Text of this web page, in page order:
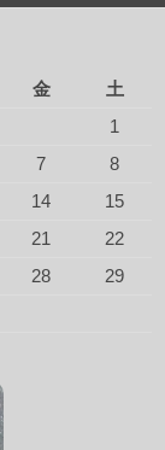
金
土
1
7
8
14
15
21
22
28
29